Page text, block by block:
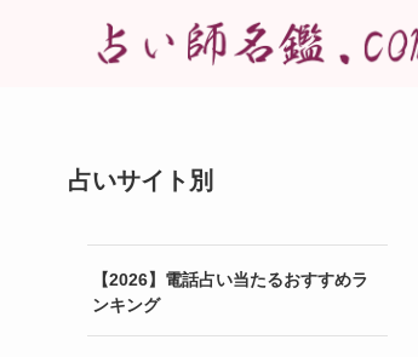
占いサイト別
【2026】電話占い当たるおすすめラ
ンキング